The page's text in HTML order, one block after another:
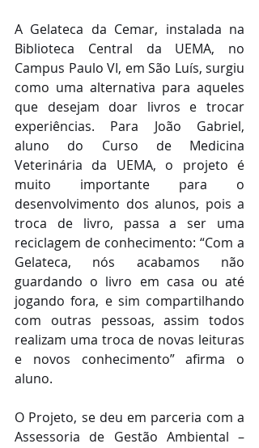
A Gelateca da Cemar, instalada na
Biblioteca Central da UEMA, no
Campus Paulo VI, em São Luís, surgiu
como uma alternativa para aqueles
que desejam doar livros e trocar
experiências. Para João Gabriel,
aluno do Curso de Medicina
Veterinária da UEMA, o projeto é
muito importante para o
desenvolvimento dos alunos, pois a
troca de livro, passa a ser uma
reciclagem de conhecimento: “Com a
Gelateca, nós acabamos não
guardando o livro em casa ou até
jogando fora, e sim compartilhando
com outras pessoas, assim todos
realizam uma troca de novas leituras
e novos conhecimento” afirma o
aluno.
O Projeto, se deu em parceria com a
Assessoria de Gestão Ambiental –